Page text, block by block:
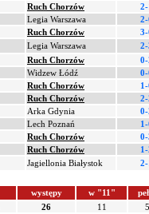
Ruch Chorzów
Legia Warszawa
Ruch Chorzów
Legia Warszawa
Ruch Chorzów
Widzew Łódź
Ruch Chorzów
Ruch Chorzów
Arka Gdynia
Lech Poznań
Ruch Chorzów
Ruch Chorzów
Jagiellonia Białystok
występy w "11"
26 11
5